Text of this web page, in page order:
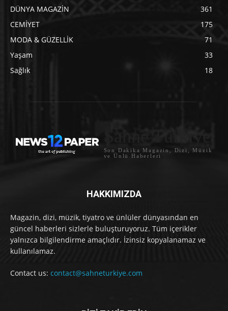
DÜNYA MAGAZİN
361
CEMİYET
175
MODA & GÜZELLİK
71
Yaşam
33
Sağlık
18
Sahne Türkiye
Son Dakika Magazin, Dizi, Müzik
ve Ünlü Haberleri
HAKKIMIZDA
Magazin, dizi, müzik, tiyatro ve ünlüler dünyasından en
güncel haberleri sizlerle buluşturuyoruz. Tüm içerikler
yalnızca bilgilendirme amaçlıdır. İzinsiz kopyalanamaz ve
kullanılamaz.
Contact us: contact@sahneturkiye.com